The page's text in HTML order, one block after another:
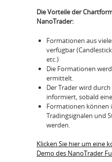
Die Vorteile der
NanoTrader:
Formationen aus
verfügbar
etc.)
Die Formationen
ermittelt.
Der Trader wird
informiert, sobald
Formationen können
Tradingsignalen und
werden.
Klicken Sie hier um eine
Demo des NanoTrader